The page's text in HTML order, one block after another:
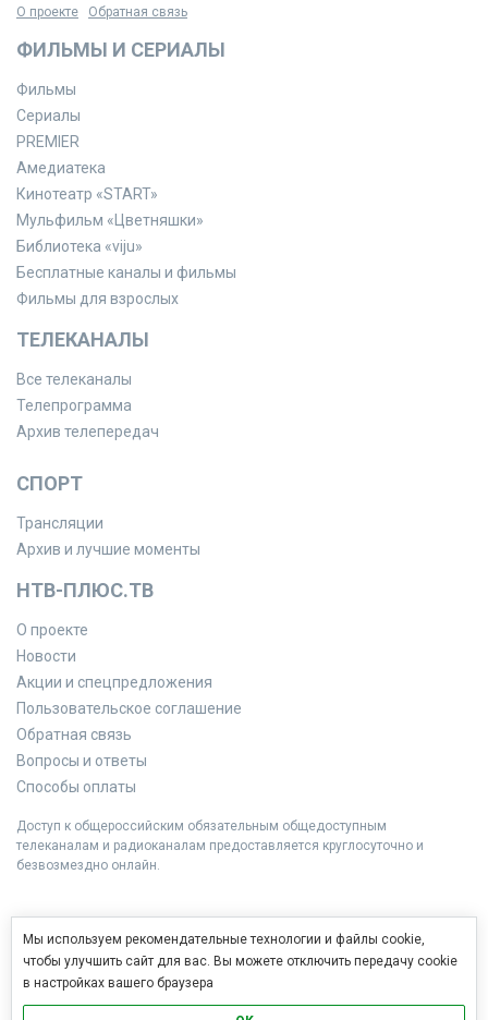
О проекте
Обратная связь
ФИЛЬМЫ И СЕРИАЛЫ
Фильмы
Сериалы
PREMIER
Амедиатека
Кинотеатр «START»
Мульфильм «Цветняшки»
Библиотека «viju»
Бесплатные каналы и фильмы
Фильмы для взрослых
ТЕЛЕКАНАЛЫ
Все телеканалы
Телепрограмма
Архив телепередач
СПОРТ
Трансляции
Архив и лучшие моменты
НТВ-ПЛЮС.ТВ
О проекте
Новости
Акции и спецпредложения
Пользовательское соглашение
Обратная связь
Вопросы и ответы
Способы оплаты
Доступ к общероссийским обязательным общедоступным
телеканалам и радиоканалам предоставляется круглосуточно и
безвозмездно онлайн.
Мы используем рекомендательные технологии и файлы cookie,
чтобы улучшить сайт для вас. Вы можете отключить передачу cookie
в настройках вашего браузера